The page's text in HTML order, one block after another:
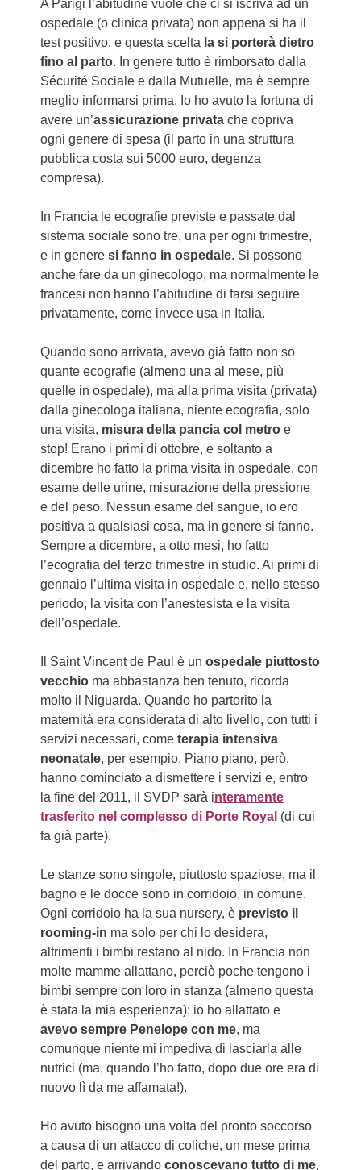
A Parigi l’abitudine vuole che ci si iscriva ad un
ospedale (o clinica privata) non appena si ha il
test positivo, e questa scelta la si porterà dietro
fino al parto. In genere tutto è rimborsato dalla
Sécurité Sociale e dalla Mutuelle, ma è sempre
meglio informarsi prima. Io ho avuto la fortuna di
avere un’assicurazione privata che copriva
ogni genere di spesa (il parto in una struttura
pubblica costa sui 5000 euro, degenza
compresa).
In Francia le ecografie previste e passate dal
sistema sociale sono tre, una per ogni trimestre,
e in genere si fanno in ospedale. Si possono
anche fare da un ginecologo, ma normalmente le
francesi non hanno l’abitudine di farsi seguire
privatamente, come invece usa in Italia.
Quando sono arrivata, avevo già fatto non so
quante ecografie (almeno una al mese, più
quelle in ospedale), ma alla prima visita (privata)
dalla ginecologa italiana, niente ecografia, solo
una visita, misura della pancia col metro e
stop! Erano i primi di ottobre, e soltanto a
dicembre ho fatto la prima visita in ospedale, con
esame delle urine, misurazione della pressione
e del peso. Nessun esame del sangue, io ero
positiva a qualsiasi cosa, ma in genere si fanno.
Sempre a dicembre, a otto mesi, ho fatto
l’ecografia del terzo trimestre in studio. Ai primi di
gennaio l’ultima visita in ospedale e, nello stesso
periodo, la visita con l’anestesista e la visita
dell’ospedale.
Il Saint Vincent de Paul è unospedale piuttosto
vecchio ma abbastanza ben tenuto, ricorda
molto il Niguarda. Quando ho partorito la
maternità era considerata di alto livello, con tutti i
servizi necessari, cometerapia intensiva
neonatale, per esempio. Piano piano, però,
hanno cominciato a dismettere i servizi e, entro
la fine del 2011, il SVDP sarà interamente
trasferito nel complesso di Porte Royal (di cui
fa già parte).
Le stanze sono singole, piuttosto spaziose, ma il
bagno e le docce sono in corridoio, in comune.
Ogni corridoio ha la sua nursery, è previsto il
rooming-in ma solo per chi lo desidera,
altrimenti i bimbi restano al nido. In Francia non
molte mamme allattano, perciò poche tengono i
bimbi sempre con loro in stanza (almeno questa
è stata la mia esperienza); io ho allattato e
avevo sempre Penelope con me, ma
comunque niente mi impediva di lasciarla alle
nutrici (ma, quando l’ho fatto, dopo due ore era di
nuovo lì da me affamata!).
Ho avuto bisogno una volta del pronto soccorso
a causa di un attacco di coliche, un mese prima
del parto, e arrivandoconoscevano tutto di me,